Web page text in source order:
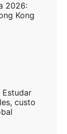
2026:
Kong
Estudar
custo